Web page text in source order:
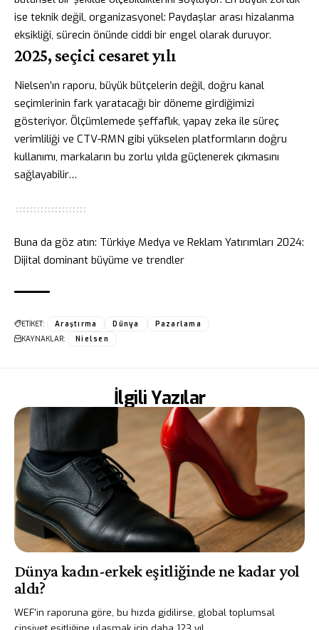
ise teknik değil, organizasyonel: Paydaşlar arası hizalanma
eksikliği, sürecin önünde ciddi bir engel olarak duruyor.
2025, seçici cesaret yılı
Nielsen’ın raporu, büyük bütçelerin değil, doğru kanal
seçimlerinin fark yaratacağı bir döneme girdiğimizi
gösteriyor. Ölçümlemede şeffaflık, yapay zeka ile süreç
verimliliği ve CTV-RMN gibi yükselen platformların doğru
kullanımı, markaların bu zorlu yılda güçlenerek çıkmasını
sağlayabilir…
Buna da göz atın: Türkiye Medya ve Reklam Yatırımları 2024:
Dijital dominant büyüme ve trendler
ETİKET: Araştırma Dünya
Pazarlama
KAYNAKLAR:
Nielsen
İlgili Yazılar
Dünya kadın-erkek eşitliğinde ne kadar yol
aldı?
WEF'in raporuna göre, bu hızda gidilirse, global toplumsal